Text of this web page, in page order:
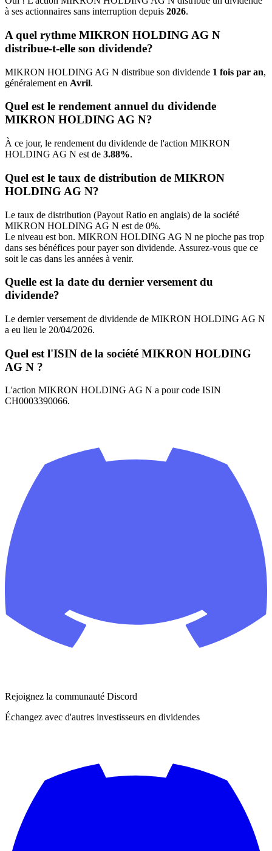
à ses actionnaires sans interruption depuis 2026.
A quel rythme MIKRON HOLDING AG N
distribue-t-elle son dividende?
MIKRON HOLDING AG N distribue son dividende 1 fois par an,
généralement en Avril.
Quel est le rendement annuel du dividende
MIKRON HOLDING AG N?
À ce jour, le rendement du dividende de l'action MIKRON
HOLDING AG N est de 3.88%.
Quel est le taux de distribution de MIKRON
HOLDING AG N?
Le taux de distribution (Payout Ratio en anglais) de la société
MIKRON HOLDING AG N est de 0%.
Le niveau est bon. MIKRON HOLDING AG N ne pioche pas trop
dans ses bénéfices pour payer son dividende. Assurez-vous que ce
soit le cas dans les années à venir.
Quelle est la date du dernier versement du
dividende?
Le dernier versement de dividende de MIKRON HOLDING AG N
a eu lieu le 20/04/2026.
Quel est l'ISIN de la société MIKRON HOLDING
AG N ?
L'action MIKRON HOLDING AG N a pour code ISIN
CH0003390066.
Rejoignez la communauté Discord
Échangez avec d'autres investisseurs en dividendes